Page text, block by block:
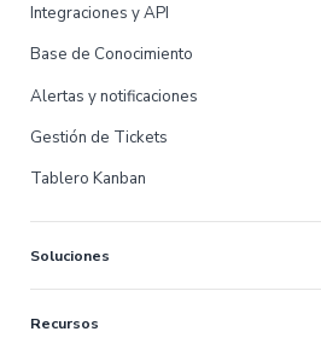
Integraciones y API
Base de Conocimiento
Alertas y notificaciones
Gestión de Tickets
Tablero Kanban
Soluciones
Recursos